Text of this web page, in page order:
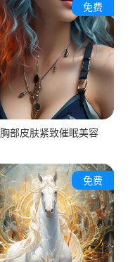
免费
胸部皮肤紧致催眠美容
免费